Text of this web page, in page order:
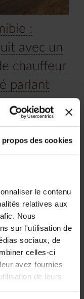
propos des cookies
le contenu
relatives aux
Nous
sur l'utilisation de
sociaux, de
celles-ci
avez fournies
de leurs
:
avec un
chauffeur
parlant
paysages du
du Namib, les
rupestres du
du parc d’Etosha
guide chauffeur
français.
à partir de 9
Namibie
Safari
en famille